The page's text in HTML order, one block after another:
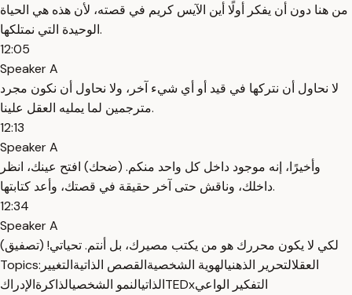
من هنا دون أن يفكر أولًا أين الآيس كريم في قصته، لأن هذه هي الحياة
الوحيدة التي نمتلكها.
12:05
Speaker A
لا نحاول أن نتركها في قيد أو أي شيء آخر، ولا نحاول أن نكون مجرد
مترجمين لما يمليه العقل علينا.
12:13
Speaker A
وأخيرًا، إنه موجود داخل كل واحد منكم. (ضحك) افتح عينك، انظر
داخلك، وناقش حتى آخر حقيقة في قصتك، وأعد كتابتها.
12:34
Speaker A
لكي لا يكون محررك هو من يكتب مصيرك، بل أنتم. تحياتي! (تصفيق)
Topics:
العقلالتحرير الذهنيالهوية الشخصيةالقصص الذاتيةالتغيير
الذاتيالنمو الشخصيالذاكرةالإدراك TEDxالتفكير الواعي